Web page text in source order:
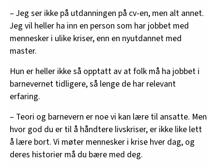
– Jeg ser ikke på utdanningen på cv-en, men alt annet.
Jeg vil heller ha inn en person som har jobbet med
mennesker i ulike kriser, enn en nyutdannet med
master.
Hun er heller ikke så opptatt av at folk må ha jobbet i
barnevernet tidligere, så lenge de har relevant
erfaring.
– Teori og barnevern er noe vi kan lære til ansatte. Men
hvor god du er til å håndtere livskriser, er ikke like lett
å lære bort. Vi møter mennesker i krise hver dag, og
deres historier må du bære med deg.